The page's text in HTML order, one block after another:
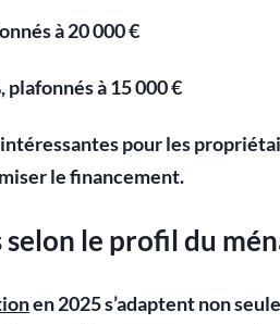
à 20 000 €
plafonnés à 15 000 €
pour les
le financement.
le profil du
en 2025 s’adaptent non